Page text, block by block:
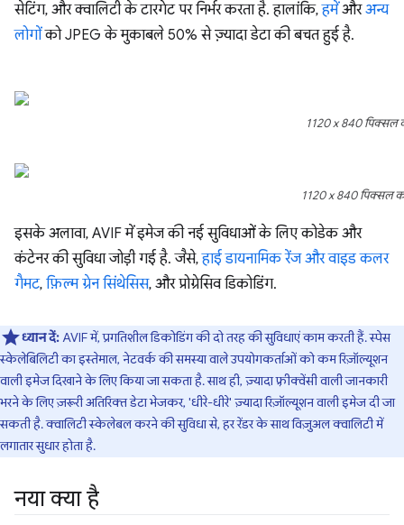
सेटिंग, और क्वालिटी के टारगेट पर निर्भर करता है. हालांकि,हमेंऔरअन्य
लोगोंको JPEG के मुकाबले 50% से ज़्यादा डेटा की बचत हुई है.
1120 x 840 पिक्सल
1120 x 840 पिक्सल
इसके अलावा, AVIF में इमेज की नई सुविधाओं के लिए कोडेक और
कंटेनर की सुविधा जोड़ी गई है. जैसे,हाई डायनामिक रेंज और वाइड कलर
गैमट, फ़िल्म ग्रेन सिंथेसिस, और प्रोग्रेसिव डिकोडिंग.
ध्यान दें:AVIF में, प्रगतिशील डिकोडिंग की दो तरह की सुविधाएं काम करती हैं. स्पेस
स्केलेबिलिटी का इस्तेमाल, नेटवर्क की समस्या वाले उपयोगकर्ताओं को कम रिज़ॉल्यूशन
वाली इमेज दिखाने के लिए किया जा सकता है. साथ ही, ज़्यादा फ़्रीक्वेंसी वाली जानकारी
भरने के लिए ज़रूरी अतिरिक्त डेटा भेजकर, 'धीरे-धीरे' ज़्यादा रिज़ॉल्यूशन वाली इमेज दी जा
सकती है. क्वालिटी स्केलेबल करने की सुविधा से, हर रेंडर के साथ विज़ुअल क्वालिटी में
लगातार सुधार होता है.
नया क्या है